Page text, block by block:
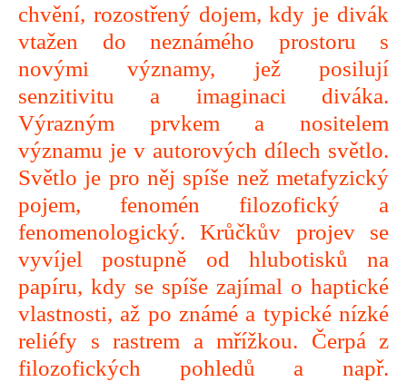
chvění, rozostřený dojem, kdy je divák
vtažen do neznámého prostoru s
novými významy, jež posilují
senzitivitu a imaginaci diváka.
Výrazným prvkem a nositelem
významu je v autorových dílech světlo.
Světlo je pro něj spíše než metafyzický
pojem, fenomén filozofický a
fenomenologický. Krůčkův projev se
vyvíjel postupně od hlubotisků na
papíru, kdy se spíše zajímal o haptické
vlastnosti, až po známé a typické nízké
reliéfy s rastrem a mřížkou. Čerpá z
filozofických pohledů a např.